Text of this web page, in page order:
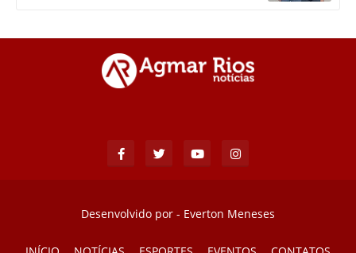
Desenvolvido por - Everton Meneses